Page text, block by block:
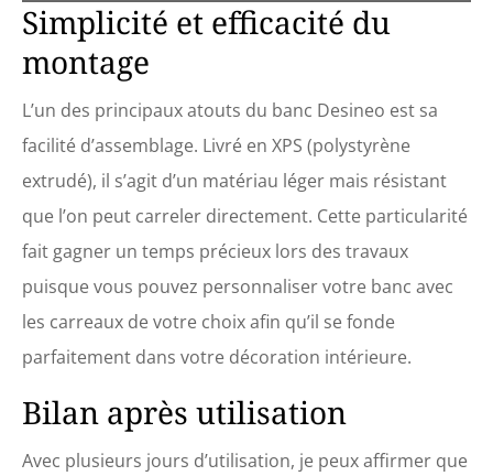
Simplicité et efficacité du
montage
L’un des principaux atouts du banc Desineo est sa
facilité d’assemblage. Livré en XPS (polystyrène
extrudé), il s’agit d’un matériau léger mais résistant
que l’on peut carreler directement. Cette particularité
fait gagner un temps précieux lors des travaux
puisque vous pouvez personnaliser votre banc avec
les carreaux de votre choix afin qu’il se fonde
parfaitement dans votre décoration intérieure.
Bilan après utilisation
Avec plusieurs jours d’utilisation, je peux affirmer que